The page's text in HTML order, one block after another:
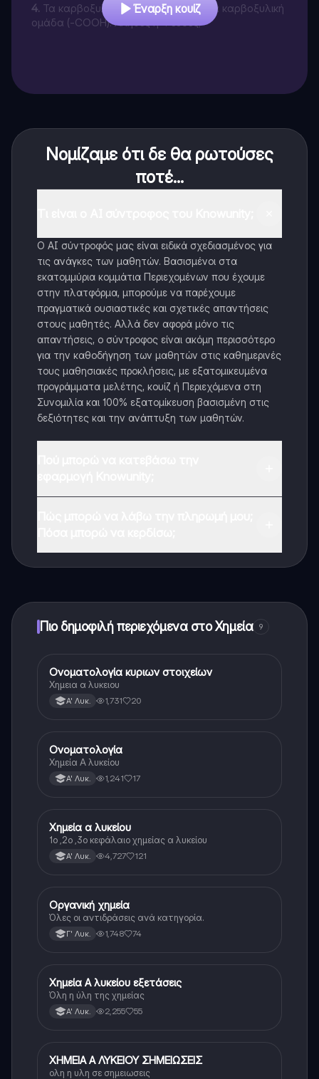
4. Τα καρβοξυλικά οξέα περιέχουν μια καρβοξυλική
ομάδα (-COOH). Αληθές ή Ψευδές;
Έναρξη κουίζ
Νομίζαμε ότι δε θα ρωτούσες
ποτέ...
Ο AI σύντροφός μας είναι ειδικά σχεδιασμένος για
τις ανάγκες των μαθητών. Βασισμένοι στα
εκατομμύρια κομμάτια Περιεχομένων που έχουμε
στην πλατφόρμα, μπορούμε να παρέχουμε
πραγματικά ουσιαστικές και σχετικές απαντήσεις
στους μαθητές. Αλλά δεν αφορά μόνο τις
απαντήσεις, ο σύντροφος είναι ακόμη περισσότερο
για την καθοδήγηση των μαθητών στις καθημερινές
τους μαθησιακές προκλήσεις, με εξατομικευμένα
προγράμματα μελέτης, κουίζ ή Περιεχόμενα στη
Συνομιλία και 100% εξατομίκευση βασισμένη στις
δεξιότητες και την ανάπτυξη των μαθητών.
Πιο δημοφιλή περιεχόμενα στο Χημεία 9
Χημεία
Ονοματολογία κυριων στοιχείων
Χημεια α λυκειου
Α' Λυκ. 1,731 20
Χημεία
Ονοματολογία
Χημεία Α λυκείου
Α' Λυκ. 1,241 17
Χημεία
Χημεία α λυκείου
1ο ,2ο ,3ο κεφάλαιο χημείας α λυκείου
Α' Λυκ. 4,727 121
Χημεία
Οργανική χημεία
Όλες οι αντιδράσεις ανά κατηγορία.
Γ' Λυκ. 1,748 74
Χημεία
Χημεία Α λυκείου εξετάσεις
Όλη η ύλη της χημείας
Α' Λυκ. 2,255 55
Χημεία
ΧΗΜΕΙΑ Α ΛΥΚΕΙΟΥ ΣΗΜΕΙΩΣΕΙΣ
ολη η υλη σε σημειωσεις